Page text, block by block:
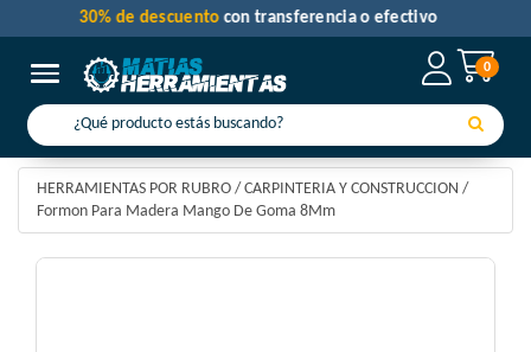
0
Toggle navigation
30% de descuentocon transferencia o efectivo
HERRAMIENTAS POR RUBRO / CARPINTERIA Y CONSTRUCCION /
Formon Para Madera Mango De Goma 8Mm